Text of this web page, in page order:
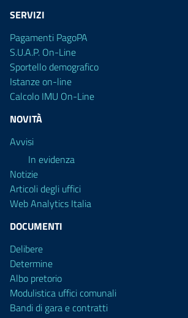
SERVIZI
Pagamenti PagoPA
S.U.A.P. On-Line
Sportello demografico
Istanze on-line
Calcolo IMU On-Line
NOVITÀ
Avvisi
In evidenza
Notizie
Articoli degli uffici
Web Analytics Italia
DOCUMENTI
Delibere
Determine
Albo pretorio
Modulistica uffici comunali
Bandi di gara e contratti